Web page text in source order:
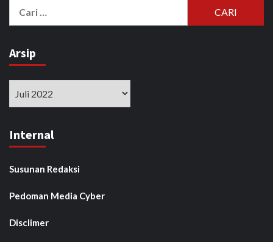
Arsip
Internal
Susunan Redaksi
Pedoman Media Cyber
Disclimer